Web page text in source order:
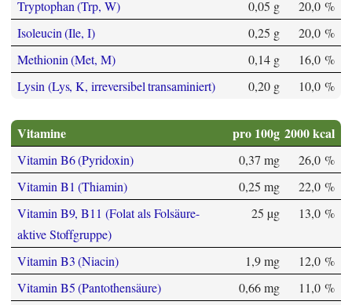
Tryptophan (Trp, W)
0,05 g
20,0 %
Isoleucin (Ile, I)
0,25 g
20,0 %
Methionin (Met, M)
0,14 g
16,0 %
Lysin (Lys, K, irreversibel transaminiert)
0,20 g 10,0 %
Vitamine pro 100g 2000 kcal
Vitamin B6 (Pyridoxin) 0,37 mg
26,0 %
Vitamin B1 (Thiamin)
0,25 mg
22,0 %
Vitamin B9, B11 (Folat als Folsäure-
aktive Stoffgruppe)
25 µg 13,0 %
Vitamin B3 (Niacin) 1,9 mg
12,0 %
Vitamin B5 (Pantothensäure)
0,66 mg
11,0 %